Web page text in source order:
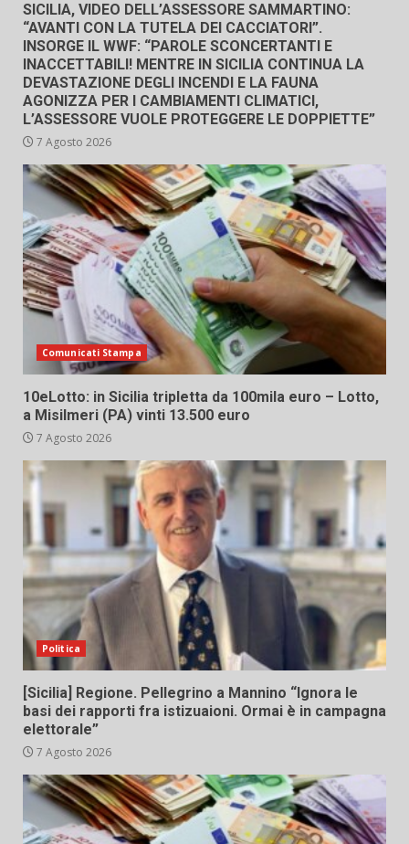
SICILIA, VIDEO DELL’ASSESSORE SAMMARTINO:
“AVANTI CON LA TUTELA DEI CACCIATORI”.
INSORGE IL WWF: “PAROLE SCONCERTANTI E
INACCETTABILI! MENTRE IN SICILIA CONTINUA LA
DEVASTAZIONE DEGLI INCENDI E LA FAUNA
AGONIZZA PER I CAMBIAMENTI CLIMATICI,
L’ASSESSORE VUOLE PROTEGGERE LE DOPPIETTE”
7 Agosto 2026
Comunicati Stampa
10eLotto: in Sicilia tripletta da 100mila euro – Lotto,
a Misilmeri (PA) vinti 13.500 euro
7 Agosto 2026
Politica
[Sicilia] Regione. Pellegrino a Mannino “Ignora le
basi dei rapporti fra istizuaioni. Ormai è in campagna
elettorale”
7 Agosto 2026